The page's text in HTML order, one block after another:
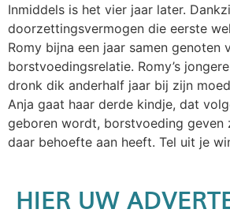
Inmiddels is het vier jaar later.
doorzettingsvermogen die eerste
Romy bijna een jaar samen genoten
borstvoedingsrelatie. Romy’s
dronk dik anderhalf jaar bij zijn
Anja gaat haar derde kindje, dat
geboren wordt, borstvoeding geven
daar behoefte aan heeft. Tel uit je
HIER UW